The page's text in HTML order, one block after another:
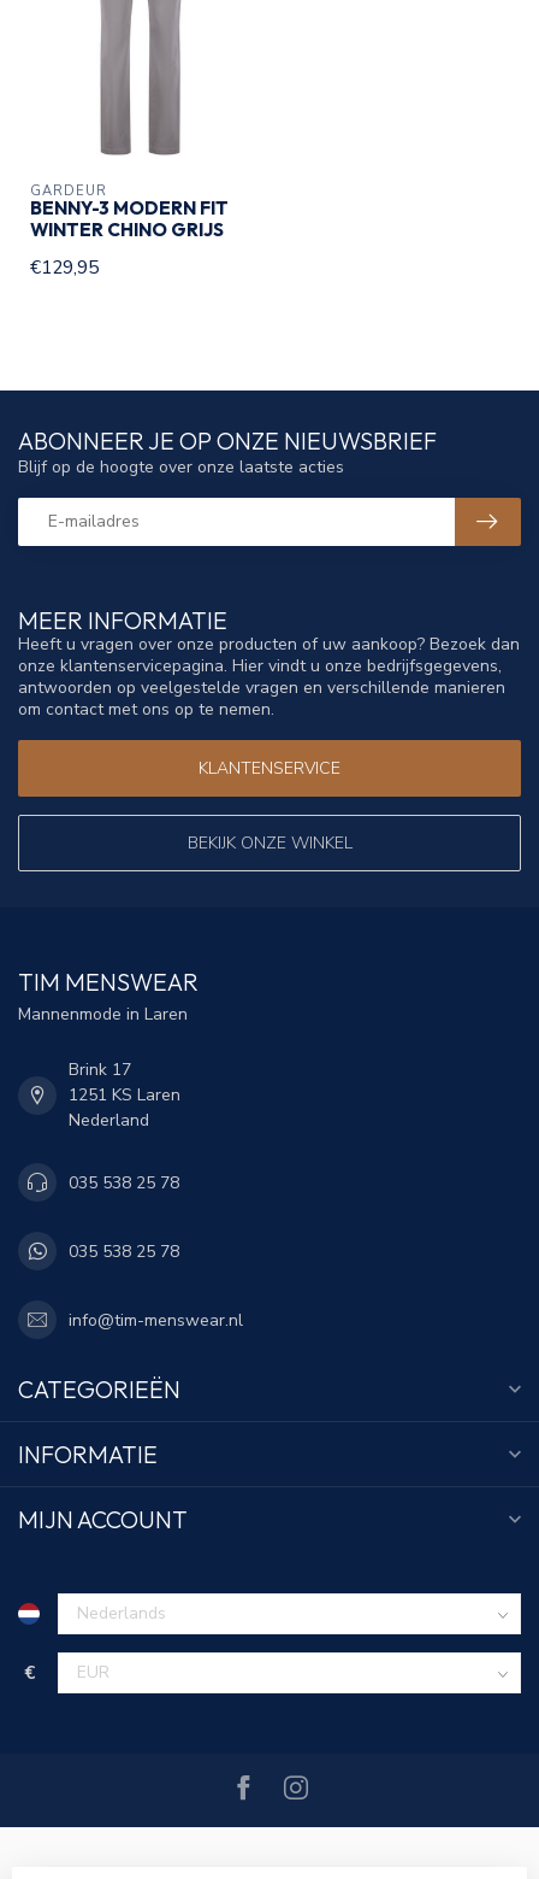
GARDEUR
BENNY-3 MODERN FIT
WINTER CHINO GRIJS
€129,95
MEER INFORMATIE
Heeft u vragen over onze producten of uw aankoop? Bezoek dan
onze klantenservicepagina. Hier vindt u onze bedrijfsgegevens,
antwoorden op veelgestelde vragen en verschillende manieren
om contact met ons op te nemen.
KLANTENSERVICE
BEKIJK ONZE WINKEL
ABONNEER JE OP ONZE NIEUWSBRIEF
Blijf op de hoogte over onze laatste acties
TIM MENSWEAR
Mannenmode in Laren
Brink 17
1251 KS Laren
Nederland
035 538 25 78
035 538 25 78
info@tim-menswear.nl
CATEGORIEËN
INFORMATIE
MIJN ACCOUNT
€